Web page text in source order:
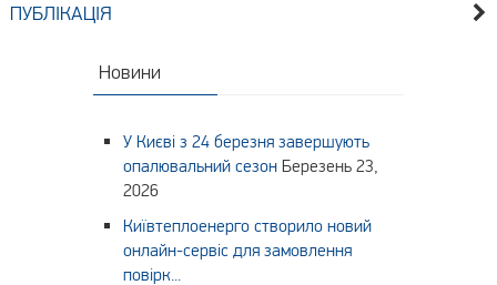
ПУБЛІКАЦІЯ
Новини
У Києві з 24 березня завершують
опалювальний сезон Березень 23,
2026
Київтеплоенерго створило новий
онлайн-сервіс для замовлення
повірк...